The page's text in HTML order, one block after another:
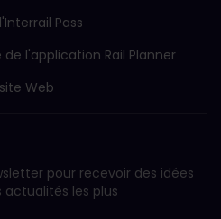
Pass
l'application Rail Planner
Web
pour recevoir des idées
les plus